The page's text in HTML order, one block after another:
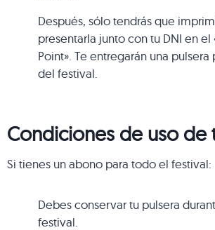
Después, sólo tendrás que
presentarla junto con tu DNI en el
Point». Te entregarán una pulsera
del festival.
Condiciones de uso de
Si tienes un abono para todo el festival:
Debes conservar tu pulsera
festival.